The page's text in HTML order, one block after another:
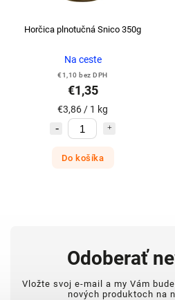
Horčica plnotučná Snico 350g
Na ceste
€1,10 bez DPH
€1,35
€3,86 / 1 kg
Do košíka
Odoberať
Vložte svoj e-mail a my Vám
nových produktoch na